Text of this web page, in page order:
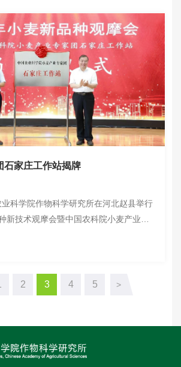
石家庄工作站揭牌
科学院作物科学研究所在河北赵县举行
新技术观摩会暨中国农科院小麦产业专
牌仪式。作科所党委书记、国家小麦产
家、中国农科院小麦产业...
2 3 4 5 >